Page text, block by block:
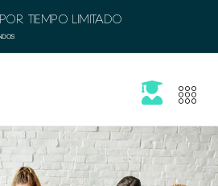
TIEMPO LIMITADO